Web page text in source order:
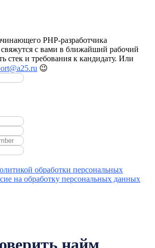
PHP-разработчика
с вами в ближайший рабочий
стек и требования к кандидату. Или
😉
обработки персональных
на обработку персональных данных